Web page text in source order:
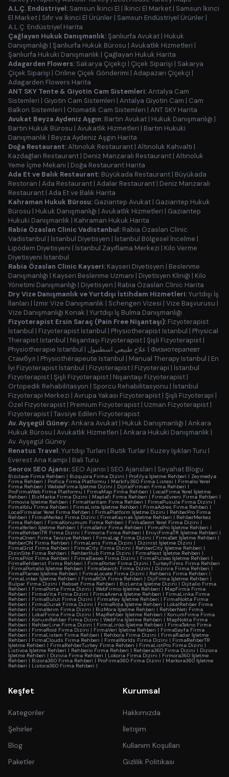
A.L.Ç. Endüstriyel: Samsun İkinci El | İkinci El Market | Samsun İkinci
El Market | Sıfır ve İkinci El Ürünler | Samsun Endüstriyel Ürünler |
A.L.Ç. Endüstriyel Harita
Çağlayan Hukuk Danışmanlık:Şanlıurfa Avukat | Hukuk
Danışmanlığı | Şanlıurfa Hukuk Bürosu | Avukatlık Hizmetleri |
Şanlıurfa Hukuki Danışmanlık | Çağlayan Hukuk Harita
Adagarden Flowers: Sakarya Çiçekçi | Çiçek Siparişi | Sakarya
Çiçek Siparişi | Online Çiçek Gönderimi | Adapazarı Çiçekçi |
Adagarden Flowers Harita
ANT SKY Tente & Giyotin Cam Sistemleri:Antalya Cam
Sistemleri | Giyotin Cam Sistemleri | Antalya Giyotin Cam | Cam
Balkon Sistemleri | Otomatik Cam Sistemleri | ANT SKY Harita
Avukat Beyza Aydeniz Aşgın: Bartın Avukat | Hukuk Danışmanlığı |
Bartın Hukuk Bürosu | Avukatlık Hizmetleri | Bartın Hukuki
Danışmanlık | Beyza Aydeniz Aşgın Harita
Doğa Restaurant:Altınoluk Restaurant | Altınoluk Kahvaltı |
Kazdağları Restaurant | Deniz Manzaralı Restaurant | Altınoluk
Yeme İçme Mekanı | Doğa Restaurant Harita
Ada Et ve Balık Restaurant: Büyükada Restaurant | Büyükada
Restoran | Ada Restaurant | Adalar Restaurant | Deniz Manzaralı
Restaurant | Ada Et ve Balık Harita
Kahraman Hukuk Bürosu: Gaziantep Avukat | Gaziantep Hukuk
Bürosu | Hukuk Danışmanlığı | Avukatlık Hizmetleri | Gaziantep
Hukuki Danışmanlık | Kahraman Hukuk Harita
Rabia Özaslan Clinic Vadistanbul: Rabia Özaslan Clinic
Vadistanbul | İstanbul Diyetisyen | İstanbul Bölgesel İncelme |
Lipödem Diyetisyeni | İstanbul Zayıflama Merkezi | Kilo Verme
Diyetisyeni İstanbul
Rabia Özaslan Clinic Kayseri: Kayseri Diyetisyen | Beslenme
Danışmanlığı | Kayseri Beslenme Uzmanı | Diyetisyen Kliniği | Kilo
Yönetimi Danışmanlığı | Diyetisyen | Rabia Özaslan Clinic Harita
Dry Vize Danışmanlık ve Yurtdışı İstihdam Hizmetleri:Yurtdışı İş
İlanları | İzmir Vize Danışmanlık | Schengen Vizesi | Vize Başvurusu |
Vize Danışmanlığı Konak | Yurtdışı İş Bulma Danışmanlığı
Fizyoterapist Ersin Saraç (Pain Free Nişantaşı): Fizyoterapist
İstanbul | Fizyoterapist İstanbul | Physiotherapist Istanbul | Physical
Therapist Istanbul | Nişantaşı Fizyoterapist | Şişli Fizyoterapist |
Physiotherapie Istanbul | علاج طبيعي اسطنبول | Физиотерапевт
Стамбул | Physiothérapeute Istanbul | Manual Therapy Istanbul | En
İyi Fizyoterapist İstanbul | Fizyoterapist | Fizyoterapi | İstanbul
Fizyoterapist | Şişli Fizyoterapist | Nişantaşı Fizyoterapist |
Ortopedik Rehabilitasyon | Sporcu Rehabilitasyonu | İstanbul
Fizyoterapi Merkezi | Avrupa Yakası Fizyoterapist | Şişli Fizyoterapi |
Özel Fizyoterapist | Premium Fizyoterapist | Uzman Fizyoterapist |
Fizyoterapist | Tavsiye Edilen Fizyoterapist
Av. Ayşegül Güney:Ankara Avukat | Hukuk Danışmanlığı | Ankara
Hukuk Bürosu | Avukatlık Hizmetleri | Ankara Hukuki Danışmanlık |
Av. Ayşegül Güney
Renatus Travel:Yurtdışı Turları | Butik Turlar | Kuzey Işıkları Turu |
Everest Ana Kampı | Bali Turu
Seorox SEO Ajansı: SEO Ajansı | SEO Ajansları | Seyahat Blogu
Bizclave Firma Rehberi | Bizquora Firma Dizini | Profilya İşletme Rehberi | Zeymedya
Firma Rehberi | Profica Firma Platformu | Markify360 Firma Listesi | Firmalio Yerel
Firma Rehberi | WebdeFirma İşletme Dizini | DijitalFirman Firma Rehberi |
ProFirmaWeb Firma Platformu | FirmaMap Firma Rehberi | LocalFirma Yerel İşletme
Rehberi | BizMarka Firma Dizini | Maplafi Firma Rehberi | FirmaEvreni Firma Rehberi |
Firmovia İşletme Rehberi | FirmaHaritam Firma Rehberi | FirmaPusula Firma Dizini |
FirmaYolu Firma Rehberi | FirmaListe İşletme Rehberi | FirmaAdres Firma Rehberi |
LocalFirmalar Yerel Firma Rehberi | FirmaPlatform İşletme Dizini | RehberPro Firma
Rehberi | FirmaMerkez Firma Dizini | FirmaKaynak İşletme Rehberi | RehberMerkez
Firma Rehberi | FirmaKonumum Firma Rehberi | FirmaSemt Yerel Firma Dizini |
FirmaYerleri İşletme Rehberi | FirmaSehir Firma Rehberi | FirmaPro İşletme Rehberi |
FirmaRehberiTR Firma Dizini | Firmoria Firma Rehberi | EniyiFirmaTR İşletme Rehberi |
FirmaOneri Firma Tavsiye Rehberi | FirmaLog Firma Dizini |FirmaSet İşletme Rehberi |
RehberON Firma Rehberi | FirmaLens Firma Dizini | Dizinist İşletme Dizini |
FirmaGrid Firma Rehberi | FirmaCity Firma Dizini | RehberCity İşletme Rehberi |
DizinSite Firma Rehberi | RehberHub Firma Dizini | FirmaNest İşletme Rehberi |
FirmaPilot Firma Rehberi | FirmaBaseo Firma Dizini | FirmaPulseo İşletme Rehberi |
FirmaRehberist Firma Rehberi | FirmaPorter Firma Dizini | TurkeyFirms Firma Rehberi
| FirmaPortalio İşletme Rehberi | FirmaSearch Firma Dizini | Dizinra Firma Rehberi |
FirmaPlaneo İşletme Rehberi | FirmaLocate Firma Dizini | Rehberis Firma Rehberi |
FirmaLinker İşletme Rehberi | FirmaROA Firma Rehberi | DijiFirma İşletme Rehberi |
Bulpar Firma Dizini | Rebset Firma Rehberi | BizLenta İşletme Dizini | Dijitalio Firma
Rehberi | FirmaPorta Firma Dizini | WebFirmio İşletme Rehberi | MapFirma Firma
Rehberi | FirmaVita Firma Dizini | FirmaArena İşletme Rehberi | FirmaLinka Firma
Rehberi | FirmaBulut Firma Dizini | FirmaKey İşletme Rehberi | FirmaNokta Firma
Rehberi | FirmaDurak Firma Dizini | FirmaRota İşletme Rehberi | LokalRehber Firma
Rehberi | FirmaYerim Firma Dizini | BizMora İşletme Rehberi | RehberNeti Firma
Rehberi | LokalFirma Firma Dizini | MapRehber İşletme Rehberi | KonumFirma Firma
Rehberi | KonumRehber Firma Dizini | WebFira İşletme Rehberi | MapNokta Firma
Rehberi | RehberLine Firma Dizini | FirmaLinko İşletme Rehberi | FirmaTekno Firma
Rehberi | FirmaRoid Firma Dizini | FirmaVeri İşletme Rehberi | FirmaSayfa Firma
Rehberi | FirmaListem Firma Rehberi | Rehbora Firma Dizini | FirmaRadar İşletme
Rehberi | FirmaClouds Firma Rehberi | FirmaWorlds Firma Dizini | FirmaRehberTR
İşletme Rehberi | FirmaRehberTurkey Firma Rehberi | FirmaListPro Firma Dizini |
Listivoa İşletme Rehberi | Rehberio Firma Rehberi | Rehbera360 Firma Dizini | Diziora
İşletme Rehberi | Dizivia Firma Rehberi | Lokoria Firma Dizini | Firmora360 İşletme
Rehberi | Bizora360 Firma Rehberi | ProFirma360 Firma Dizini | Markora360 İşletme
Rehberi | Listora360 Firma Rehberi |
Keşfet
Kategoriler
Şehirler
Blog
Paketler
Kurumsal
Hakkımızda
İletişim
Kullanım Koşulları
Gizlilik Politikası